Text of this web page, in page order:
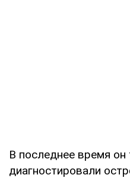
В последнее время
диагностировали